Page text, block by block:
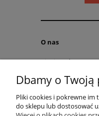
O nas
Kim jesteśmy?
Kontakt
RODO obowiązek
Blog
Regulamin
Dbamy o
Pliki cookies i pokrewne im
do sklepu lub dostosować